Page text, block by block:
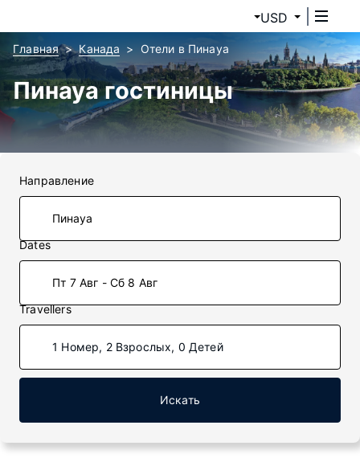
USD
Главная Канада Отели в Пинауа
Пинауа гостиницы
Направление
Dates
Пт 7 Авг - Сб 8 Авг
Travellers
1 Номер, 2 Взрослых, 0 Детей
Искать